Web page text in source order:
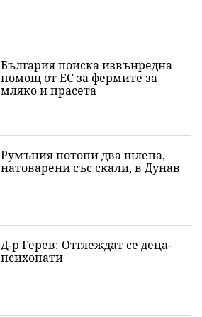
България поиска извънредна
помощ от ЕС за фермите за
мляко и прасета
Румъния потопи два шлепа,
натоварени със скали, в Дунав
Д-р Герев: Отглеждат се деца-
психопати